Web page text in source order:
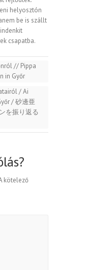
helyosztón
be is szállt
csapatba.
// Pippa
in Győr
/ Ai
/ 砂邊亜
を振り返る
kötelező